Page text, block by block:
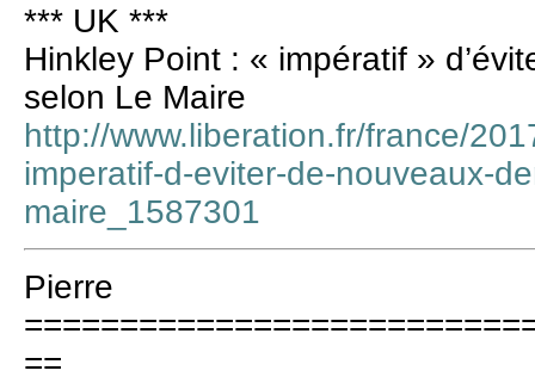
*** UK ***
Hinkley Point : « impératif »
selon Le Maire
http://www.liberation.fr/france/
imperatif-d-eviter-de-nouveaux-
maire_1587301
Pierre
==